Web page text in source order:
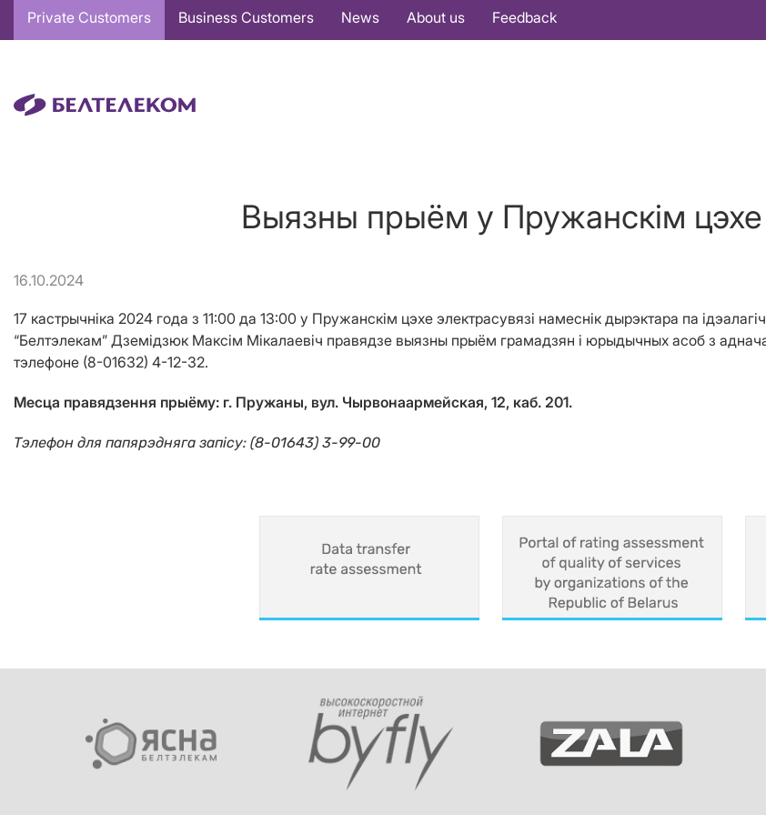
Основная
навигация
Private Customers Business Customers News About us Feedback
Выязны прыём у Пружанскім цэхе
16.10.2024
17 кастрычніка 2024 года з 11:00 да 13:00 у Пружанскім цэхе электрасувязі намеснік дырэктара па
“Белтэлекам” Дземідзюк Максім Мікалаевіч правядзе выязны прыём грамадзян і юрыдычных асоб з
тэлефоне (8-01632) 4-12-32.
Месца правядзення прыёму: г. Пружаны, вул. Чырвонаармейская, 12, каб. 201.
Тэлефон для папярэдняга запісу: (8-01643) 3-99-00